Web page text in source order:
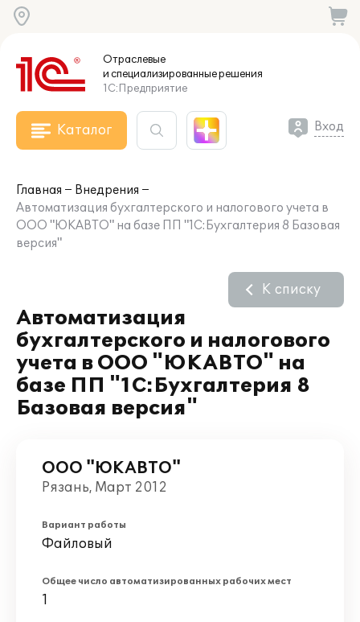
Отраслевые
и специализированныерешения
1С:Предприятие
Каталог Вход
Главная
Внедрения
Автоматизация бухгалтерского и налогового учета в
ООО "ЮКАВТО" на базе ПП "1С:Бухгалтерия 8 Базовая
версия"
Автоматизация
бухгалтерского и налогового
учета в ООО "ЮКАВТО" на
базе ПП "1С:Бухгалтерия 8
Базовая версия"
К списку
ООО "ЮКАВТО"
Рязань, Март 2012
Вариант работы
Файловый
Общее число автоматизированных рабочих мест
1